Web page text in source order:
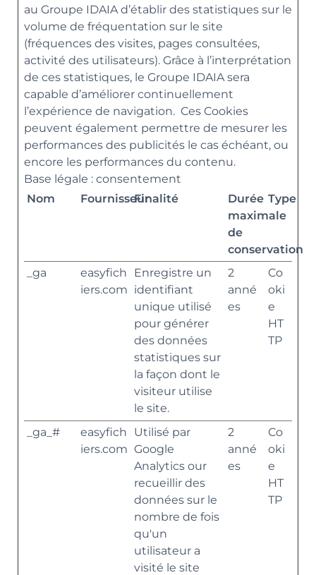
au Groupe IDAIA d’établir des statistiques sur le
volume de fréquentation sur le site
(fréquences des visites, pages consultées,
activité des utilisateurs). Grâce à l’interprétation
de ces statistiques, le Groupe IDAIA sera
capable d’améliorer continuellement
l’expérience de navigation. Ces Cookies
peuvent également permettre de mesurer les
performances des publicités le cas échéant, ou
encore les performances du contenu.
Base légale : consentement
Nom
FournisseurFinalité
Durée
maximale
de
conservation
Type
_ga
easyfich
iers.com
Enregistre un
identifiant
unique utilisé
pour générer
des données
statistiques sur
la façon dont le
visiteur utilise
le site.
2
anné
es
Co
oki
e
HT
TP
_ga_#
easyfich
iers.com
Utilisé par
Google
Analytics our
recueillir des
données sur le
nombre de fois
qu'un
utilisateur a
visité le site
2
anné
es
Co
oki
e
HT
TP